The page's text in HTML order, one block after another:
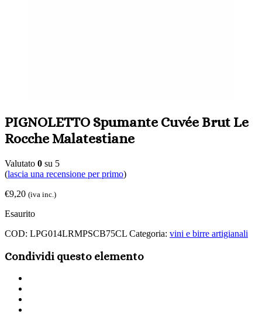
PIGNOLETTO Spumante Cuvée Brut Le
Rocche Malatestiane
Valutato 0 su 5
(lascia una recensione per primo)
€9,20 (iva inc.)
Esaurito
COD: LPG014LRMPSCB75CL Categoria: vini e birre artigianali
Condividi questo elemento